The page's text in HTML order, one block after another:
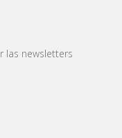
las newsletters